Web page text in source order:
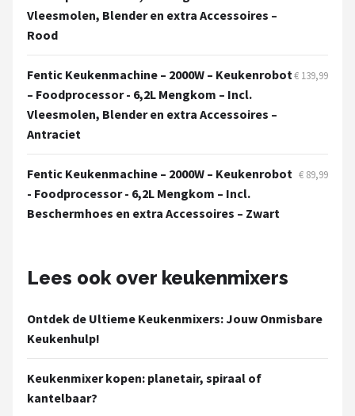
Vleesmolen, Blender en extra Accessoires –
Rood
Fentic Keukenmachine – 2000W – Keukenrobot
– Foodprocessor - 6,2L Mengkom – Incl.
Vleesmolen, Blender en extra Accessoires –
Antraciet
€ 139,99
Fentic Keukenmachine – 2000W – Keukenrobot
- Foodprocessor - 6,2L Mengkom – Incl.
Beschermhoes en extra Accessoires – Zwart
€ 89,99
Lees ook over keukenmixers
Ontdek de Ultieme Keukenmixers: Jouw Onmisbare
Keukenhulp!
Keukenmixer kopen: planetair, spiraal of
kantelbaar?